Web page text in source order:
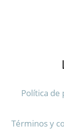
Política de
Términos y